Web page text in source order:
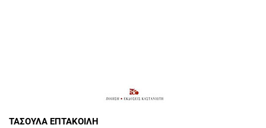
ΤΑΣΟΥΛΑ ΕΠΤΑΚΟΙΛΗ